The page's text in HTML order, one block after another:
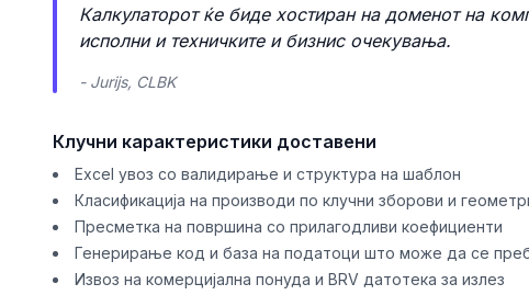
Калкулаторот ќе биде хостиран на доменот на
исполни и техничките и бизнис очекувања.
- Jurijs, CLBK
Клучни карактеристики доставени
Excel увоз со валидирање и структура на шаблон
Класификација на производи по клучни зборови и
Пресметка на површина со прилагодливи коефициенти
Генерирање код и база на податоци што може да се
Извоз на комерцијална понуда и BRV датотека за излез